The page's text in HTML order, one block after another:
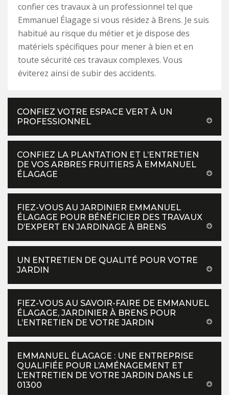
confier ces travaux à un professionnel tel que
Emmanuel Élagage si vous résidez à Brens. Je suis
habitué au risque du métier et je dispose des
matériels spécifiques pour mener à bien et en
toute sécurité ces travaux complexes. Vous
éviterez ainsi de subir des accidents.
CONFIEZ VOTRE ESPACE VERT À UN
PROFESSIONNEL
CONFIEZ LA PLANTATION ET L’ENTRETIEN
DE VOS ARBRES FRUITIERS À EMMANUEL
ÉLAGAGE
FIEZ-VOUS AU JARDINIER EMMANUEL
ÉLAGAGE POUR BÉNÉFICIER DES TRAVAUX
D’EXPERT EN JARDINAGE À BRENS
UN ENTRETIEN DE QUALITÉ POUR VOTRE
JARDIN
FIEZ-VOUS AU SAVOIR-FAIRE DE EMMANUEL
ÉLAGAGE, JARDINIER À BRENS POUR
L’ENTRETIEN DE VOTRE JARDIN
EMMANUEL ÉLAGAGE : UNE ENTREPRISE
QUALIFIÉE POUR L’AMÉNAGEMENT ET
L’ENTRETIEN DE VOTRE JARDIN DANS LE
01300